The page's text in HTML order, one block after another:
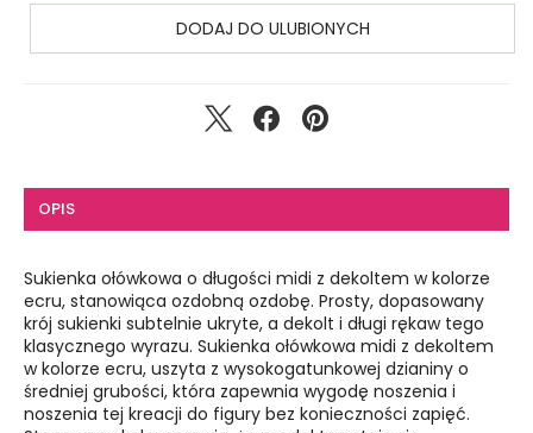
DODAJ DO ULUBIONYCH
OPIS
Sukienka ołówkowa o długości midi z dekoltem w kolorze
ecru, stanowiąca ozdobną ozdobę. Prosty, dopasowany
krój sukienki subtelnie ukryte, a dekolt i długi rękaw tego
klasycznego wyrazu. Sukienka ołówkowa midi z dekoltem
w kolorze ecru, uszyta z wysokogatunkowej dzianiny o
średniej grubości, która zapewnia wygodę noszenia i
noszenia tej kreacji do figury bez konieczności zapięć.